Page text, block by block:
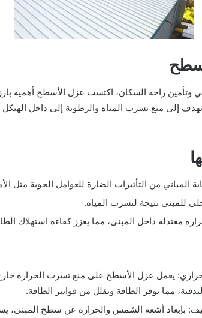
راحة السكان، اكتسب عزل الأسطح أهمية
تهدف إلى منع تسرب المياه والرطوبة إلى داخل
من التأثيرات الضارة للعوامل الجوية مثل
للمبنى نتيجة لتسرب المياه.
معتدلة داخل المبنى، مما يعزز كفاءة استهلاك
يعمل عزل الأسطح على منع تسرب الحرارة
مما يوفر الطاقة ويقلل من فواتير الطاقة.
بإبعاد أشعة الشمس والحرارة عن سطح